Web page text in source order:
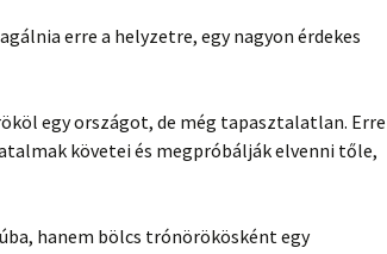
erre a helyzetre, egy nagyon érdekes
egy országot, de még tapasztalatlan. Erre
követei és megpróbálják elvenni tőle,
hanem bölcs trónörökösként egy